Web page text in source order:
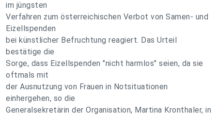
im jüngsten
Verfahren zum österreichischen Verbot von Samen- und
Eizellspenden
bei künstlicher Befruchtung reagiert. Das Urteil
bestätige die
Sorge, dass Eizellspenden "nicht harmlos" seien, da sie
oftmals mit
der Ausnutzung von Frauen in Notsituationen
einhergehen, so die
Generalsekretärin der Organisation, Martina Kronthaler, in